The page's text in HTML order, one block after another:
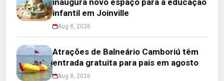
inaugura novo espaço para a educação
infantil em Joinville
Aug 8, 2026
Atrações de Balneário Camboriú têm
entrada gratuita para pais em agosto
Aug 8, 2026